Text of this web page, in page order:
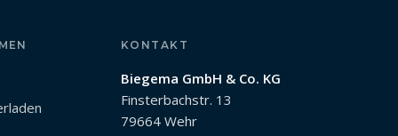
KONTAKT
Biegema GmbH & Co. KG
Finsterbachstr. 13
79664 Wehr